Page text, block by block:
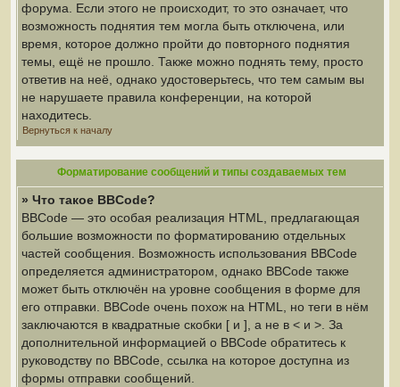
форума. Если этого не происходит, то это означает, что
возможность поднятия тем могла быть отключена, или
время, которое должно пройти до повторного поднятия
темы, ещё не прошло. Также можно поднять тему, просто
ответив на неё, однако удостоверьтесь, что тем самым вы
не нарушаете правила конференции, на которой
находитесь.
Вернуться к началу
Форматирование сообщений и типы создаваемых тем
» Что такое BBCode?
BBCode — это особая реализация HTML, предлагающая
большие возможности по форматированию отдельных
частей сообщения. Возможность использования BBCode
определяется администратором, однако BBCode также
может быть отключён на уровне сообщения в форме для
его отправки. BBCode очень похож на HTML, но теги в нём
заключаются в квадратные скобки [ и ], а не в < и >. За
дополнительной информацией о BBCode обратитесь к
руководству по BBCode, ссылка на которое доступна из
формы отправки сообщений.